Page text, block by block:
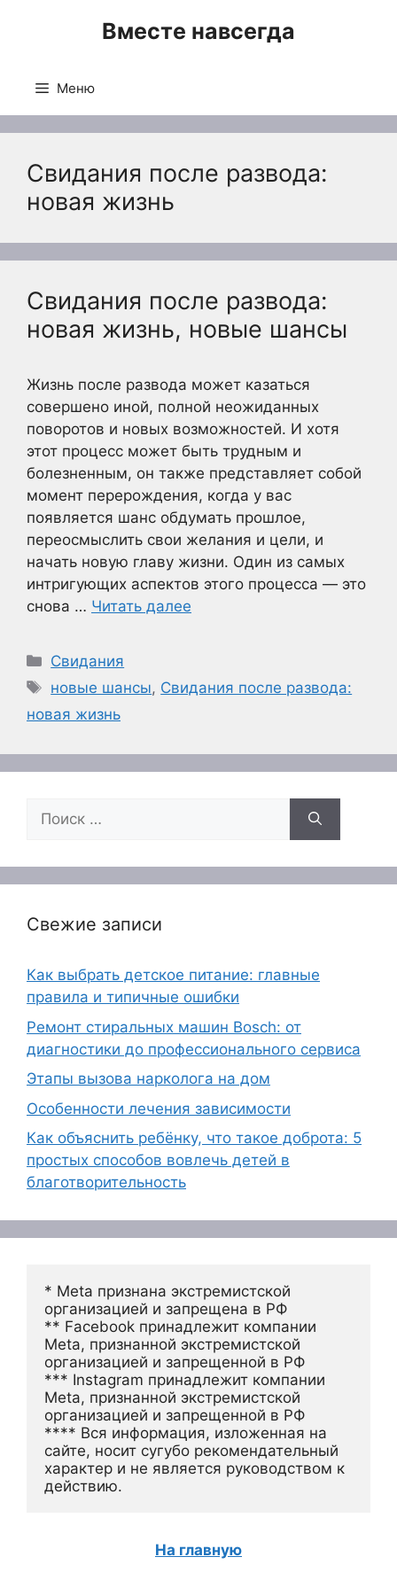
Вместе навсегда
Меню
Свидания после развода:
новая жизнь
Свидания после развода:
новая жизнь, новые шансы
Жизнь после развода может казаться
совершено иной, полной неожиданных
поворотов и новых возможностей. И хотя
этот процесс может быть трудным и
болезненным, он также представляет собой
момент перерождения, когда у вас
появляется шанс обдумать прошлое,
переосмыслить свои желания и цели, и
начать новую главу жизни. Один из самых
интригующих аспектов этого процесса — это
снова … Читать далее
Рубрики
Свидания
Метки
новые шансы, Свидания после развода:
новая жизнь
Поиск:
Свежие записи
Как выбрать детское питание: главные
правила и типичные ошибки
Ремонт стиральных машин Bosch: от
диагностики до профессионального сервиса
Этапы вызова нарколога на дом
Особенности лечения зависимости
Как объяснить ребёнку, что такое доброта: 5
простых способов вовлечь детей в
благотворительность
* Meta признана экстремистской
организацией и запрещена в РФ
** Facebook принадлежит компании
Meta, признанной экстремистской
организацией и запрещенной в РФ
*** Instagram принадлежит компании
Meta, признанной экстремистской
организацией и запрещенной в РФ
**** Вся информация, изложенная на
сайте, носит сугубо рекомендательный
характер и не является руководством к
действию.
На главную